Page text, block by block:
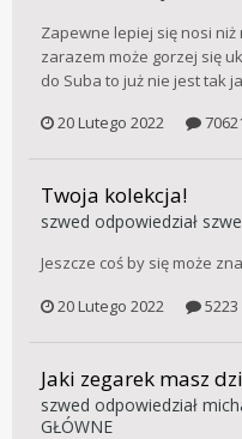
Zapewne lepiej się nosi
zarazem może gorzej się
do Suba to już nie jest tak
20 Lutego 2022
Twoja kolekcja!
szwed odpowiedział
Jeszcze coś by się może
20 Lutego 2022
Jaki zegarek masz
szwed odpowiedział
GŁÓWNE